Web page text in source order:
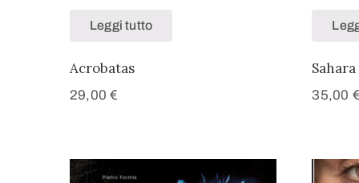
Leggi tutto
Acrobatas
29,00€ 35,00